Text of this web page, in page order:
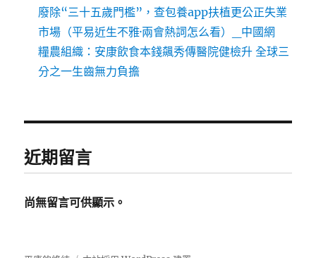
廢除“三十五歲門檻”，查包養app扶植更公正失業
市場（平易近生不雅·兩會熱詞怎么看）_中國網
糧農組織：安康飲食本錢飆秀傳醫院健檢升 全球三
分之一生齒無力負擔
近期留言
尚無留言可供顯示。